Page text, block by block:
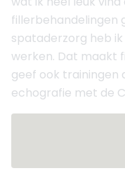
fillerbehandelingen
spataderzorg heb
werken. Dat maakt
geef ook trainingen
echografie met de